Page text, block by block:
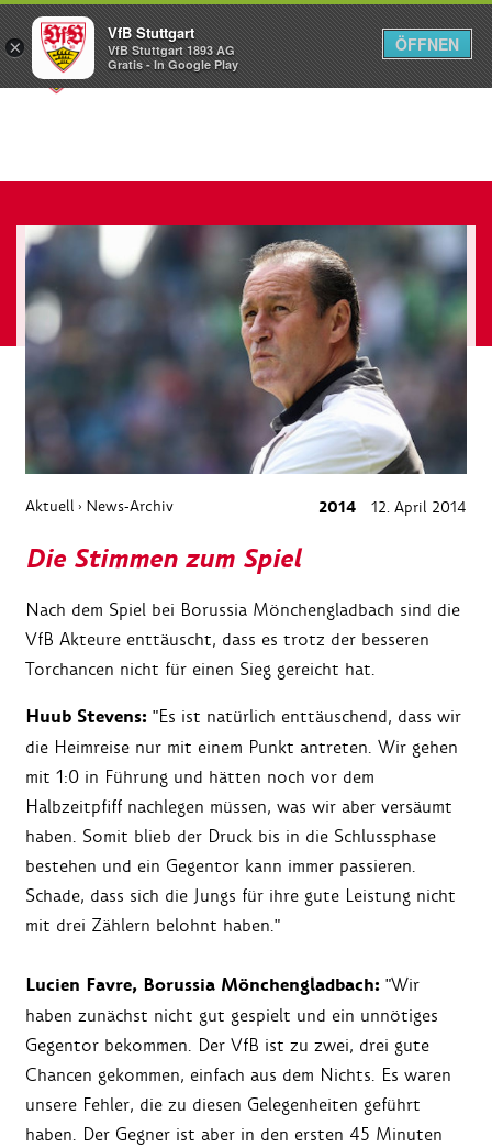
Menü
Aktuell › News-Archiv 2014 12. April 2014
Die Stimmen zum Spiel
Nach dem Spiel bei Borussia Mönchengladbach sind die
VfB Akteure enttäuscht, dass es trotz der besseren
Torchancen nicht für einen Sieg gereicht hat.
Huub Stevens: "Es ist natürlich enttäuschend, dass wir
die Heimreise nur mit einem Punkt antreten. Wir gehen
mit 1:0 in Führung und hätten noch vor dem
Halbzeitpfiff nachlegen müssen, was wir aber versäumt
haben. Somit blieb der Druck bis in die Schlussphase
bestehen und ein Gegentor kann immer passieren.
Schade, dass sich die Jungs für ihre gute Leistung nicht
mit drei Zählern belohnt haben."
Lucien Favre, Borussia Mönchengladbach: "Wir
haben zunächst nicht gut gespielt und ein unnötiges
Gegentor bekommen. Der VfB ist zu zwei, drei gute
Chancen gekommen, einfach aus dem Nichts. Es waren
unsere Fehler, die zu diesen Gelegenheiten geführt
haben. Der Gegner ist aber in den ersten 45 Minuten
×
VfB Stuttgart
VfB Stuttgart 1893 AG
Gratis - In Google Play
ÖFFNEN